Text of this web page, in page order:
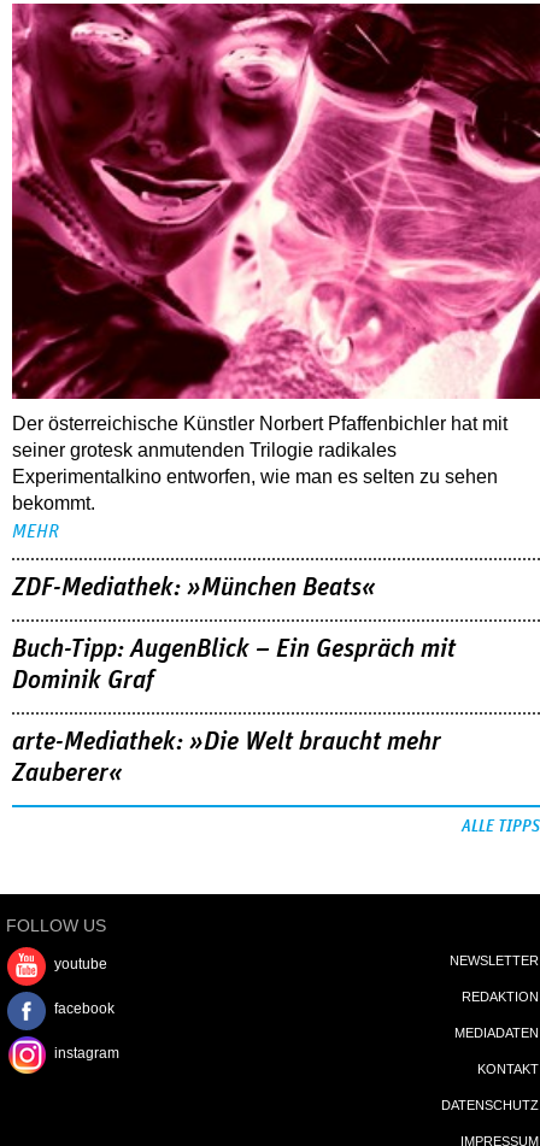
Der österreichische Künstler Norbert Pfaffenbichler hat mit
seiner grotesk anmutenden Trilogie radikales
Experimentalkino entworfen, wie man es selten zu sehen
bekommt.
MEHR
ZDF-Mediathek: »München Beats«
Buch-Tipp: AugenBlick – Ein Gespräch mit
Dominik Graf
arte-Mediathek: »Die Welt braucht mehr
Zauberer«
ALLE TIPPS
FOLLOW US
youtube
facebook
instagram
NEWSLETTER
REDAKTION
MEDIADATEN
KONTAKT
DATENSCHUTZ
IMPRESSUM